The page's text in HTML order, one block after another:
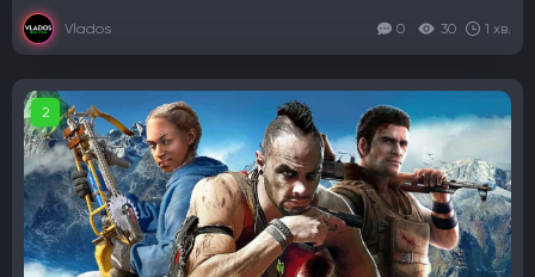
Vlados 0 30 1 хв.
2